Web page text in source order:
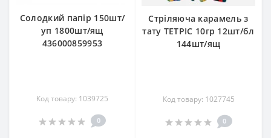
Солодкий папір 150шт/
уп 1800шт/ящ
436000859953
Код товару: 1039725
0
Стріляюча карамель з
тату ТЕТРІС 10гр 12шт/бл
144шт/ящ
Код товару: 1027745
0